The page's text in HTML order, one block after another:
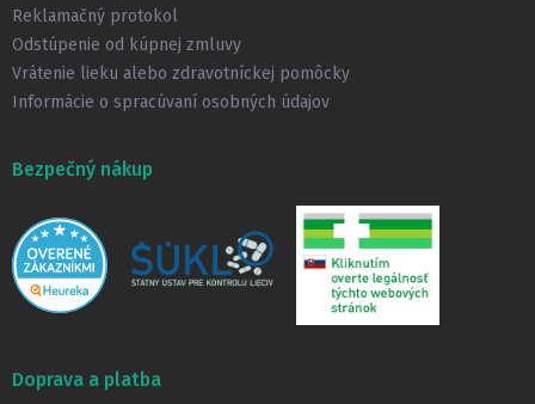
Reklamačný protokol
Odstúpenie od kúpnej zmluvy
Vrátenie lieku alebo zdravotníckej pomôcky
Informácie o spracúvaní osobných údajov
Bezpečný nákup
Doprava a platba